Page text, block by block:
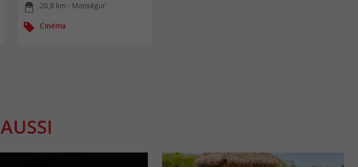
20,8 km - Monségur
Cinéma
AUSSI